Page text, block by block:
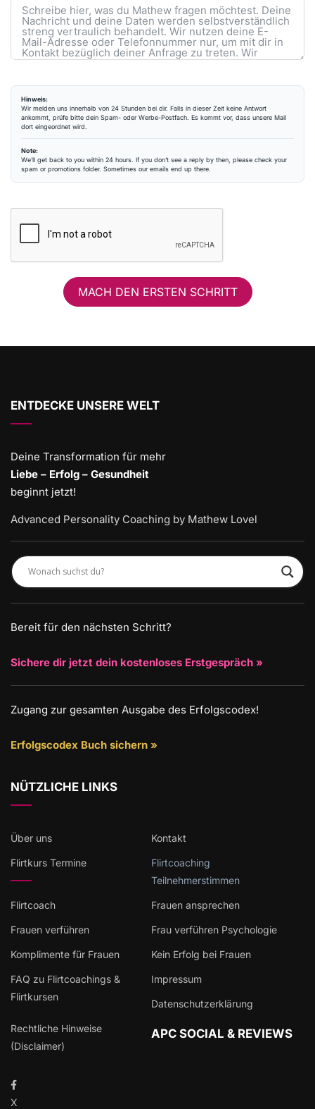
Hinweis:
Wir melden uns innerhalb von 24 Stunden bei dir. Falls in dieser Zeit keine Antwort
ankommt, prüfe bitte dein Spam- oder Werbe-Postfach. Es kommt vor, dass unsere Mail
dort eingeordnet wird.
Note:
We’ll get back to you within 24 hours. If you don’t see a reply by then, please check your
spam or promotions folder. Sometimes our emails end up there.
MACH DEN ERSTEN SCHRITT
ENTDECKE UNSERE WELT
Deine Transformation für mehr
Liebe – Erfolg – Gesundheit
beginnt jetzt!
Advanced Personality Coaching by Mathew Lovel
Bereit für den nächsten Schritt?
Sichere dir jetzt dein kostenloses Erstgespräch »
Zugang zur gesamten Ausgabe des Erfolgscodex!
Erfolgscodex Buch sichern »
NÜTZLICHE LINKS
Über uns Kontakt
Flirtkurs Termine
Flirtcoaching
Teilnehmerstimmen
Flirtcoach Frauen ansprechen
Frauen verführen Frau verführen Psychologie
Komplimente für Frauen Kein Erfolg bei Frauen
FAQ zu Flirtcoachings &
Flirtkursen
Impressum
Datenschutzerklärung
Rechtliche Hinweise
(Disclaimer)
APC SOCIAL & REVIEWS
X